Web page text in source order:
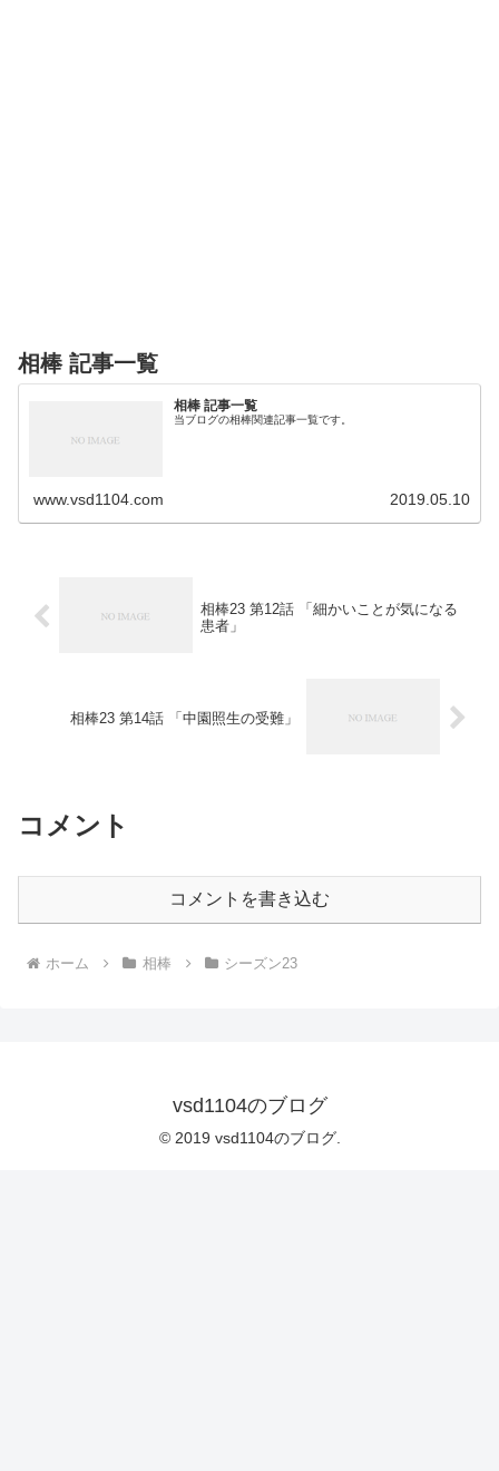
相棒 記事一覧
相棒 記事一覧
当ブログの相棒関連記事一覧です。
www.vsd1104.com 2019.05.10
相棒23 第12話 「細かいことが気になる
患者」
相棒23 第14話 「中園照生の受難」
コメント
コメントを書き込む
ホーム 相棒 シーズン23
vsd1104のブログ
© 2019 vsd1104のブログ.